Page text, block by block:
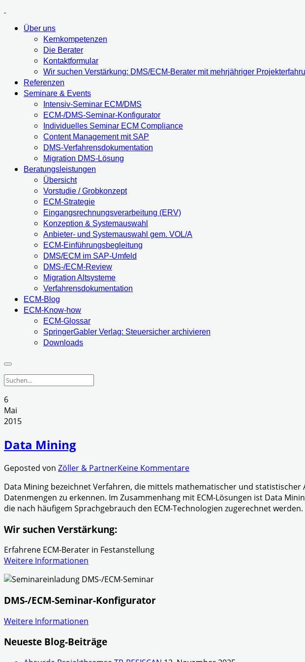
Über uns
Kernkompetenzen
Die Berater
Kontaktformular
Wir suchen Verstärkung: DMS/ECM-Berater mit mehrjähriger
Referenzen
Seminare & Events
Intensiv-Seminar ECM/DMS
ECM-/DMS-Seminar-Konfigurator
Individuelles Seminar ECM Compliance
Content Management mit SAP
DMS-Verfahrensdokumentation
Migration DMS-Lösung
Beratungsleistungen
Übersicht
Vorstudie / Grobkonzept
ECM-Strategie
Eingangsrechnungsverarbeitung (ERV)
Konzeption & Systemauswahl
Anbieter- und Systemauswahl gem. VOL/A
ECM-Einführungsbegleitung
DMS/ECM im SAP-Umfeld
DMS-/ECM-Review
Migration Altsysteme
Verfahrensdokumentation
ECM-Blog
ECM-Know-how
ECM-Glossar
SpringerGabler Verlag: Steuersicher archivieren
Downloads
6
Mai
2015
Data Mining
Geposted von Zöller & PartnerKeine Kommentare
Data Mining bezeichnet Verfahren, die mittels mathematischer und
Datenmengen zu erkennen. Im Zusammenhang mit ECM-Lösungen ist Data
die nach häufigem Sprachgebrauch den ECM-Technologien zugerechnet werden.
Wir suchen Verstärkung:
Erfahrene ECM-Berater in Festanstellung
Weitere Informationen
DMS-/ECM-Seminar-Konfigurator
Weitere Informationen
Neueste Blog-Beiträge